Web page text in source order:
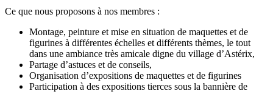
Ce que nous proposons à nos membres :
Montage, peinture et mise en situation de maquettes et de
figurines à différentes échelles et différents thèmes, le tout
dans une ambiance très amicale digne du village d’Astérix,
Partage d’astuces et de conseils,
Organisation d’expositions de maquettes et de figurines
Participation à des expositions tierces sous la bannière de